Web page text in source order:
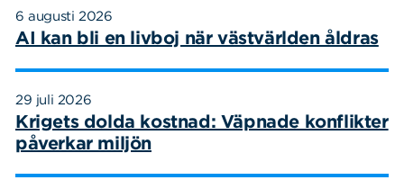
6 augusti 2026
AI kan bli en livboj när västvärlden åldras
29 juli 2026
Krigets dolda kostnad: Väpnade konflikter
påverkar miljön